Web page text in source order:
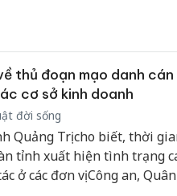
thủ đoạn mạo danh
cơ sở kinh doanh
đời sống
Quảng Trị cho biết, thời
tỉnh xuất hiện tình trạng
ở các đơn vị Công an,